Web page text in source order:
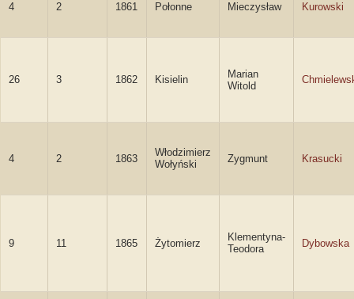
4 2 1861 Połonne Mieczysław Kurowski
26 3 1862 Kisielin
Marian
Witold
4 2 1863
Włodzimierz
Wołyński
Zygmunt Krasucki
9 11 1865 Żytomierz
Klementyna-
Teodora
Dybowska